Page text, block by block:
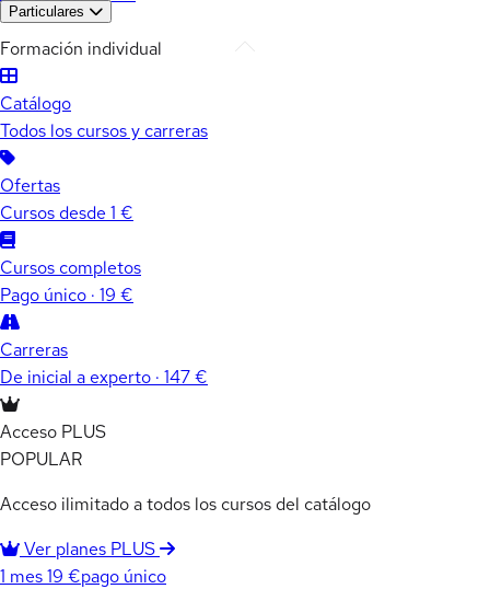
Particulares
Formación individual
Catálogo
Todos los cursos y carreras
Ofertas
Cursos desde 1 €
Cursos completos
Pago único · 19 €
Carreras
De inicial a experto · 147 €
Acceso PLUS
POPULAR
Acceso ilimitado a todos los cursos del catálogo
Ver planes PLUS
1 mes19 €pago único